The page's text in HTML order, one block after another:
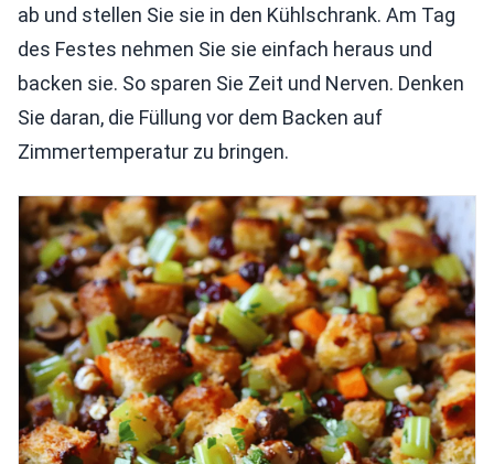
ab und stellen Sie sie in den Kühlschrank. Am Tag
des Festes nehmen Sie sie einfach heraus und
backen sie. So sparen Sie Zeit und Nerven. Denken
Sie daran, die Füllung vor dem Backen auf
Zimmertemperatur zu bringen.